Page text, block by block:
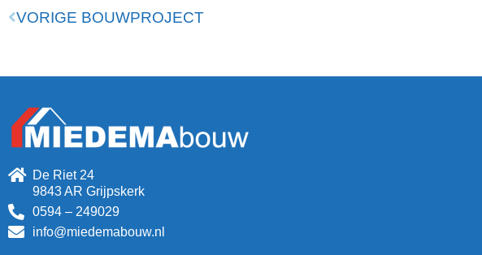
VORIGE BOUWPROJECT
De Riet 24
9843 AR Grijpskerk
0594 – 249029
info@miedemabouw.nl